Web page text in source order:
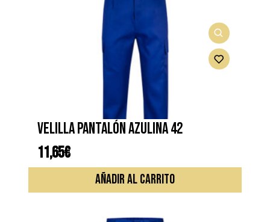
VELILLA PANTALÓN AZULINA 42
11,65€
AÑADIR AL CARRITO